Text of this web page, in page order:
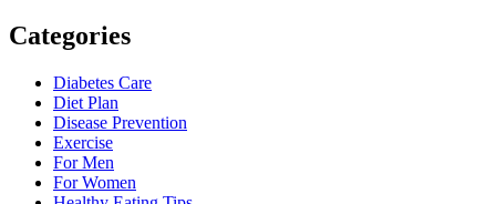
Categories
Diabetes Care
Diet Plan
Disease Prevention
Exercise
For Men
For Women